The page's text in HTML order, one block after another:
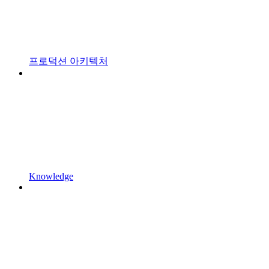
프로덕션 아키텍처
Knowledge